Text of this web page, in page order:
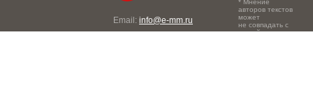
Email: info@e-mm.ru
* Мнение
авторов текстов
может
не совпадать с
точкой зрения